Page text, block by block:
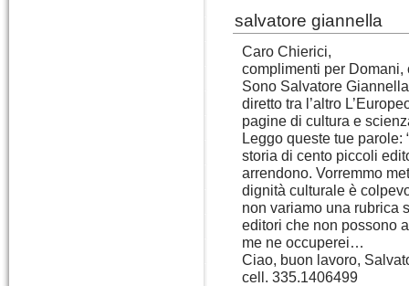
salvatore giannella
Caro Chierici,
complimenti per
Sono Salvatore
diretto tra l’altro
pagine di cultura e
Leggo queste tue parole:
storia di cento piccoli
arrendono. Vorremmo
dignità culturale è
non variamo una rubrica
editori che non possono
me ne occuperei…
Ciao, buon lavoro,
cell. 335.1406499